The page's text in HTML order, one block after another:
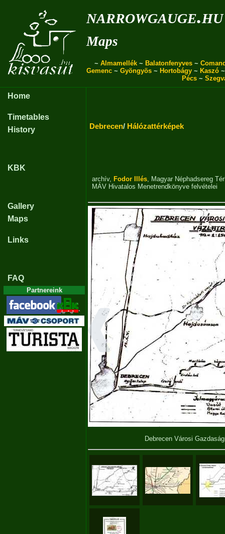
narrowgauge.hu
Maps
~ Almamellék ~ Balatonfenyves ~
Gemenc ~ Gyöngyös ~ Hortobágy ~ Kaszó
Pécs ~
Home
Timetables
History
KBK
Gallery
Maps
Links
FAQ
Partnereink
Debrecen/ Hálózattérképek
archív, Fodor Illés, Magyar Néphadsereg
MÁV Hivatalos Menetrendkönyve felvételei
Debrecen Városi